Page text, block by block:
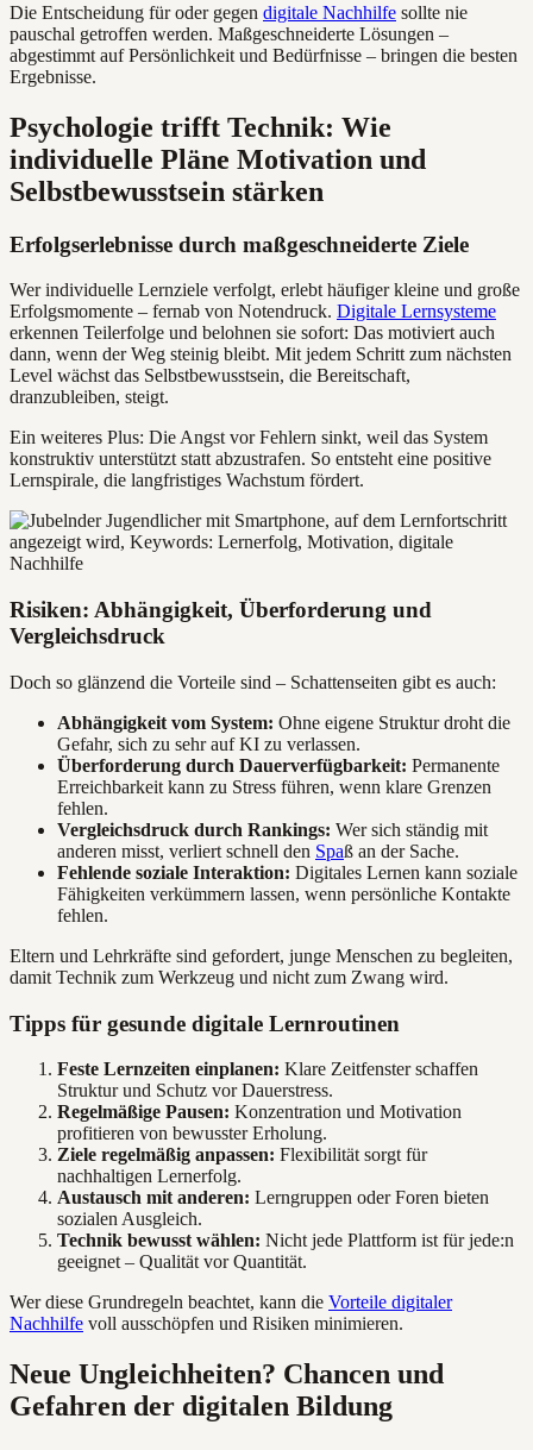
Die Entscheidung für oder gegen digitale Nachhilfe sollte nie
pauschal getroffen werden. Maßgeschneiderte Lösungen –
abgestimmt auf Persönlichkeit und Bedürfnisse – bringen die besten
Ergebnisse.
Psychologie trifft Technik: Wie
individuelle Pläne Motivation und
Selbstbewusstsein stärken
Erfolgserlebnisse durch maßgeschneiderte Ziele
Wer individuelle Lernziele verfolgt, erlebt häufiger kleine und große
Erfolgsmomente – fernab von Notendruck. Digitale Lernsysteme
erkennen Teilerfolge und belohnen sie sofort: Das motiviert auch
dann, wenn der Weg steinig bleibt. Mit jedem Schritt zum nächsten
Level wächst das Selbstbewusstsein, die Bereitschaft,
dranzubleiben, steigt.
Ein weiteres Plus: Die Angst vor Fehlern sinkt, weil das System
konstruktiv unterstützt statt abzustrafen. So entsteht eine positive
Lernspirale, die langfristiges Wachstum fördert.
Risiken: Abhängigkeit, Überforderung und
Vergleichsdruck
Doch so glänzend die Vorteile sind – Schattenseiten gibt es auch:
Abhängigkeit vom System: Ohne eigene Struktur droht die
Gefahr, sich zu sehr auf KI zu verlassen.
Überforderung durch Dauerverfügbarkeit: Permanente
Erreichbarkeit kann zu Stress führen, wenn klare Grenzen
fehlen.
Vergleichsdruck durch Rankings: Wer sich ständig mit
anderen misst, verliert schnell den Spaß an der Sache.
Fehlende soziale Interaktion: Digitales Lernen kann soziale
Fähigkeiten verkümmern lassen, wenn persönliche Kontakte
fehlen.
Eltern und Lehrkräfte sind gefordert, junge Menschen zu begleiten,
damit Technik zum Werkzeug und nicht zum Zwang wird.
Tipps für gesunde digitale Lernroutinen
Feste Lernzeiten einplanen: Klare Zeitfenster schaffen
Struktur und Schutz vor Dauerstress.
Regelmäßige Pausen: Konzentration und Motivation
profitieren von bewusster Erholung.
Ziele regelmäßig anpassen: Flexibilität sorgt für
nachhaltigen Lernerfolg.
Austausch mit anderen: Lerngruppen oder Foren bieten
sozialen Ausgleich.
Technik bewusst wählen: Nicht jede Plattform ist für jede:n
geeignet – Qualität vor Quantität.
Wer diese Grundregeln beachtet, kann die Vorteile digitaler
Nachhilfe voll ausschöpfen und Risiken minimieren.
Neue Ungleichheiten? Chancen und
Gefahren der digitalen Bildung